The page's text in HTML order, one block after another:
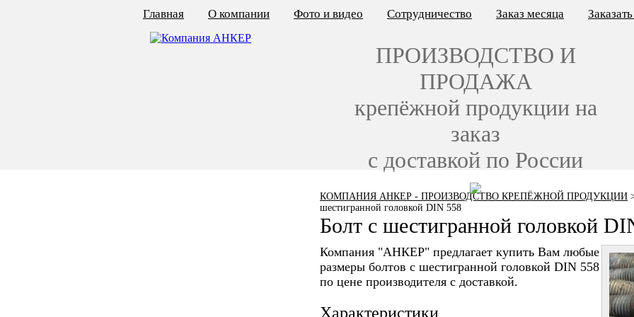
КОМПАНИЯ АНКЕР - ПРОИЗВОДСТВО КРЕПЁЖНОЙ ПРОДУКЦИИ
шестигранной головкой DIN 558
Болт с шестигранной головкой
Компания "АНКЕР" предлагает купить Вам любые
размеры болтов с шестигранной головкой DIN 558
по цене производителя с доставкой.
Характеристики
Главная О компании Фото и видео Сотрудничество Заказ месяца
ПРОИЗВОДСТВО И
ПРОДАЖА
крепёжной продукции на
заказ
с доставкой по России